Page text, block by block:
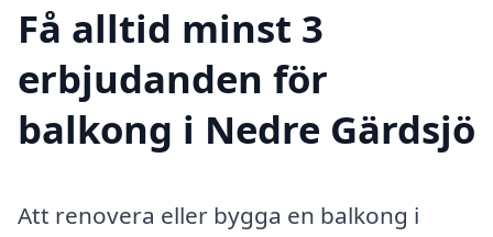
Få alltid minst 3
erbjudanden för
balkong i Nedre Gärdsjö
Att renovera eller bygga en balkong i